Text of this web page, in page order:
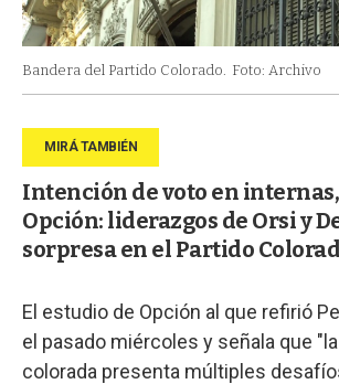
Bandera del Partido Colorado. Foto: Archivo
Intención de voto en
Opción: liderazgos de Orsi y
sorpresa en el Partido
El estudio de Opción al que refirió
el pasado miércoles y señala que
colorada presenta múltiples